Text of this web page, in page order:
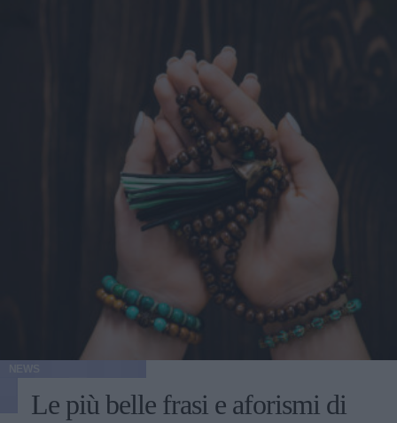
Le più belle frasi e aforismi di